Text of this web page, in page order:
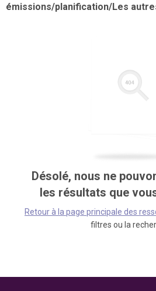
émissions/planification/Les
Désolé, nous ne
les résultats que
Retour à la page principale des
filtres ou la